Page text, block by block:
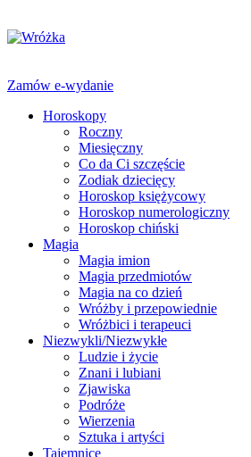
Zamów e-wydanie
Horoskopy
Roczny
Miesięczny
Co da Ci szczęście
Zodiak dziecięcy
Horoskop księżycowy
Horoskop numerologiczny
Horoskop chiński
Magia
Magia imion
Magia przedmiotów
Magia na co dzień
Wróżby i przepowiednie
Wróżbici i terapeuci
Niezwykli/Niezwykłe
Ludzie i życie
Znani i lubiani
Zjawiska
Podróże
Wierzenia
Sztuka i artyści
Tajemnice